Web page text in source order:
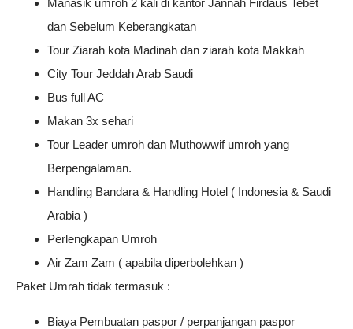
Manasik umroh 2 kali di kantor Jannah Firdaus Tebet
dan Sebelum Keberangkatan
Tour Ziarah kota Madinah dan ziarah kota Makkah
City Tour Jeddah Arab Saudi
Bus full AC
Makan 3x sehari
Tour Leader umroh dan Muthowwif umroh yang
Berpengalaman.
Handling Bandara & Handling Hotel ( Indonesia & Saudi
Arabia )
Perlengkapan Umroh
Air Zam Zam ( apabila diperbolehkan )
Paket Umrah tidak termasuk :
Biaya Pembuatan paspor / perpanjangan paspor